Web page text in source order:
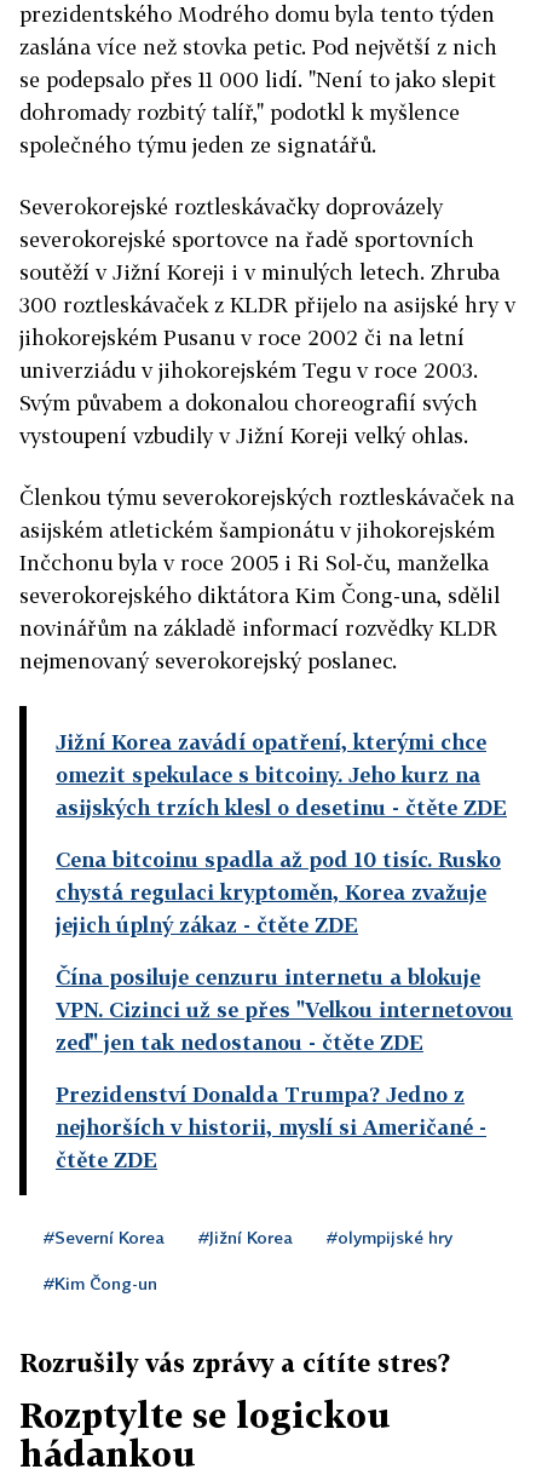
prezidentského Modrého domu byla tento týden
zaslána více než stovka petic. Pod největší z nich
se podepsalo přes 11 000 lidí. "Není to jako slepit
dohromady rozbitý talíř," podotkl k myšlence
společného týmu jeden ze signatářů.
Severokorejské roztleskávačky doprovázely
severokorejské sportovce na řadě sportovních
soutěží v Jižní Koreji i v minulých letech. Zhruba
300 roztleskávaček z KLDR přijelo na asijské hry v
jihokorejském Pusanu v roce 2002 či na letní
univerziádu v jihokorejském Tegu v roce 2003.
Svým půvabem a dokonalou choreografií svých
vystoupení vzbudily v Jižní Koreji velký ohlas.
Členkou týmu severokorejských roztleskávaček na
asijském atletickém šampionátu v jihokorejském
Inčchonu byla v roce 2005 i Ri Sol-ču, manželka
severokorejského diktátora Kim Čong-una, sdělil
novinářům na základě informací rozvědky KLDR
nejmenovaný severokorejský poslanec.
Jižní Korea zavádí opatření, kterými chce
omezit spekulace s bitcoiny. Jeho kurz na
asijských trzích klesl o desetinu - čtěte ZDE
Cena bitcoinu spadla až pod 10 tisíc. Rusko
chystá regulaci kryptoměn, Korea zvažuje
jejich úplný zákaz - čtěte ZDE
Čína posiluje cenzuru internetu a blokuje
VPN. Cizinci už se přes "Velkou internetovou
zeď" jen tak nedostanou - čtěte ZDE
Prezidenství Donalda Trumpa? Jedno z
nejhorších v historii, myslí si Američané -
čtěte ZDE
#Severní Korea #Jižní Korea #olympijské hry
#Kim Čong-un
Rozrušily vás zprávy a cítíte stres?
Rozptylte se logickou
hádankou